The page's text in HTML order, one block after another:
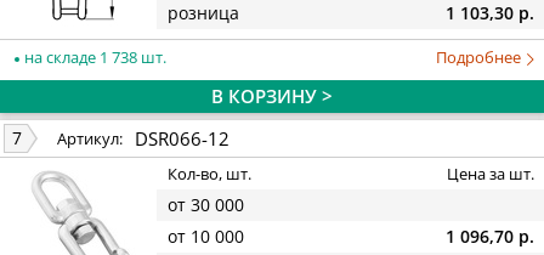
розница
1 103,30 р.
на складе 1 738 шт. Подробнее
В КОРЗИНУ >
7 Артикул: DSR066-12
Кол-во, шт. Цена за шт.
от 30 000
от 10 000
1 096,70 р.